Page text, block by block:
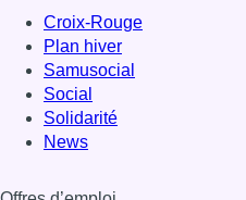
Croix-Rouge
Plan hiver
Samusocial
Social
Solidarité
News